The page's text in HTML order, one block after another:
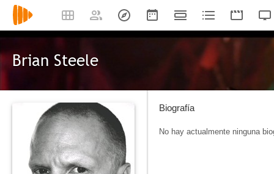
Brian Steele
Biografía
No hay actualmente ninguna